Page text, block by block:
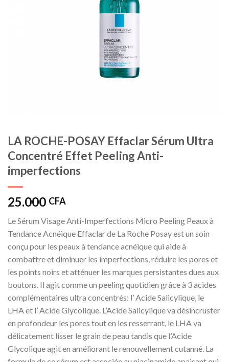
LA ROCHE-POSAY Effaclar Sérum Ultra
Concentré Effet Peeling Anti-
imperfections
25.000 CFA
Le Sérum Visage Anti-Imperfections Micro Peeling Peaux à
Tendance Acnéique Effaclar de La Roche Posay est un soin
conçu pour les peaux à tendance acnéique qui aide à
combattre et diminuer les imperfections, réduire les pores et
les points noirs et atténuer les marques persistantes dues aux
boutons. Il agit comme un peeling quotidien grâce à 3 acides
complémentaires ultra concentrés: l’ Acide Salicylique, le
LHA et l’ Acide Glycolique. L’Acide Salicylique va désincruster
en profondeur les pores tout en les resserrant, le LHA va
délicatement lisser le grain de peau tandis que l’Acide
Glycolique agit en améliorant le renouvellement cutanné. La